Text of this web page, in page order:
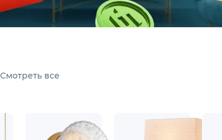
Смотреть все